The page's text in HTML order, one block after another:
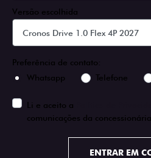
Versão escolhida
Preferência de contato:
Whatsapp
Telefone
Li e aceito a
comunicações da concessionária.
ENTRAR EM